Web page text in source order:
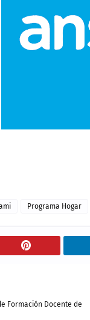
Programa Hogar
Formación Docente de